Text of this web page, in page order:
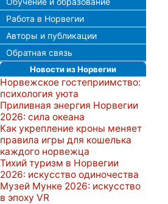
Работа в Норвегии
Авторы и публикации
Обратная связь
Новости из Норвегии
Норвежское гостеприимство:
психология уюта
Приливная энергия Норвегии
2026: сила океана
Как укрепление кроны меняет
правила игры для кошелька
каждого норвежца
Тихий туризм в Норвегии
2026: искусство одиночества
Музей Мунке 2026: искусство
в эпоху VR